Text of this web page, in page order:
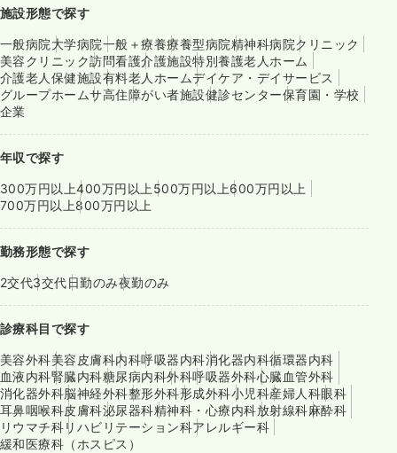
施設形態で探す
一般病院大学病院一般＋療養療養型病院精神科病院クリニック
美容クリニック訪問看護介護施設特別養護老人ホーム
介護老人保健施設有料老人ホームデイケア・デイサービス
グループホームサ高住障がい者施設健診センター保育園・学校
企業
年収で探す
300万円以上400万円以上 500万円以上600万円以上
700万円以上800万円以上
勤務形態で探す
2交代3交代日勤のみ夜勤のみ
診療科目で探す
美容外科美容皮膚科内科呼吸器内科消化器内科循環器内科
血液内科腎臓内科糖尿病内科外科呼吸器外科心臓血管外科
消化器外科脳神経外科整形外科形成外科小児科産婦人科眼科
耳鼻咽喉科皮膚科泌尿器科精神科・心療内科放射線科麻酔科
リウマチ科リハビリテーション科アレルギー科
緩和医療科（ホスピス）